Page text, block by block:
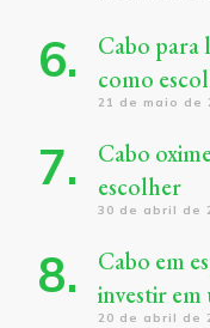
Cabo
como
21 de maio de
Cabo
escolher
30 de abril de
Cabo em
investir em
20 de abril de